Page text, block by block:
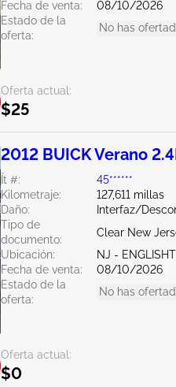
Fecha de venta:
08/10/2026
Estado de la
oferta:
No has
Oferta actual:
$25
2012 BUICK Verano
Ít #:
45******
Kilometraje:
127,611 millas
Daño:
Interfaz/
Tipo de
documento:
Clear New
Ubicación:
NJ -
Fecha de venta:
08/10/2026
Estado de la
oferta:
No has
Oferta actual:
$0